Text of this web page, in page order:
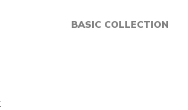
BASIC COLLECTION